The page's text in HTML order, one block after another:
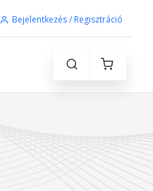
Bejelentkezés / Regisztráció